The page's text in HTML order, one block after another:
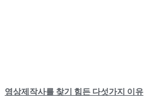
영상제작사를 찾기 힘든 다섯가지 이유